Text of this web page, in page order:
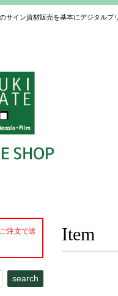
サイン資材販売を基本にデジタル
Item
注文で送
search